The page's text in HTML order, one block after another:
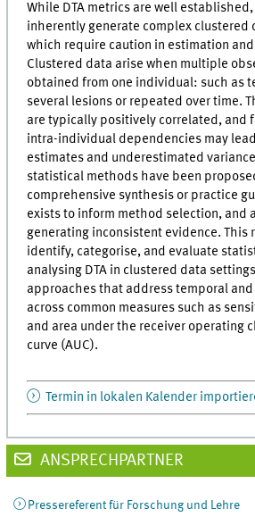
While DTA metrics are well
inherently generate complex clustered
which require caution in estimation
Clustered data arise when multiple
obtained from one individual: such as
several lesions or repeated over time.
are typically positively correlated, and
intra-individual dependencies may
estimates and underestimated
statistical methods have been
comprehensive synthesis or practice
exists to inform method selection, and
generating inconsistent evidence. This
identify, categorise, and evaluate
analysing DTA in clustered data
approaches that address temporal
across common measures such as
and area under the receiver operating
curve (AUC).
Termin in lokalen Kalender
ANSPRECHPARTNER
Pressereferent für Forschung und Lehre